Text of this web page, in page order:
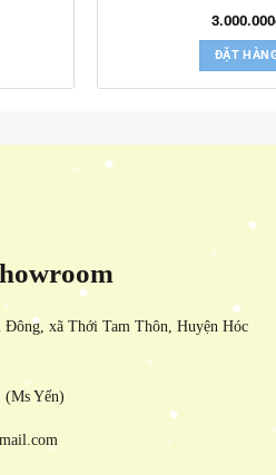
3.000.000
ĐẶT
xã Thới Tam Thôn, Huyện Hóc
(Ms Yến)